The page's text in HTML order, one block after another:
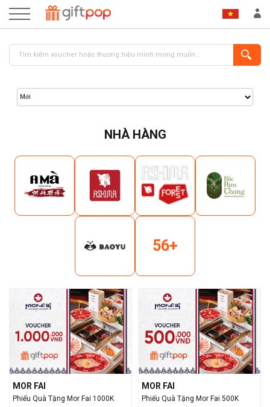
ĐĂNG NHẬP ĐĂNG KÝ
NHÀ HÀNG
56+
MOR FAI
Phiếu Quà Tặng Mor Fai 1000K
MOR FAI
Phiếu Quà Tặng Mor Fai 500K